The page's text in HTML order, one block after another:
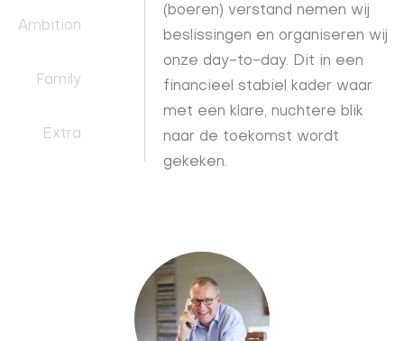
(boeren) verstand nemen wij
beslissingen en organiseren wij
onze day-to-day. Dit in een
financieel stabiel kader waar
met een klare, nuchtere blik
naar de toekomst wordt
gekeken.
Ambition
Family
Extra